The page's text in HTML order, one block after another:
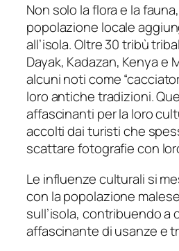
Non solo la flora e la
popolazione locale
all’isola. Oltre 30 tribù
Dayak, Kadazan, Kenya e
alcuni noti come
loro antiche tradizioni.
affascinanti per la loro
accolti dai turisti che
scattare fotografie con
Le influenze culturali si
con la popolazione
sull’isola, contribuendo a
affascinante di usanze e